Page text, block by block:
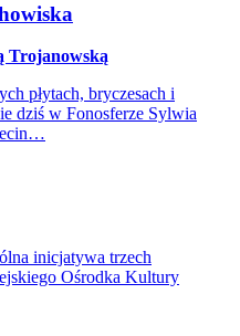
Trojanowską
płytach, bryczesach i
dziś w Fonosferze Sylwia
inicjatywa trzech
Ośrodka Kultury